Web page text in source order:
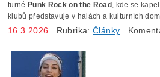
turné Punk Rock on the Road , kde se
klubů představuje v halách a kulturních
16.3.2026 Rubrika:Články